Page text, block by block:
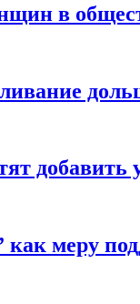
в
добавить
как меру